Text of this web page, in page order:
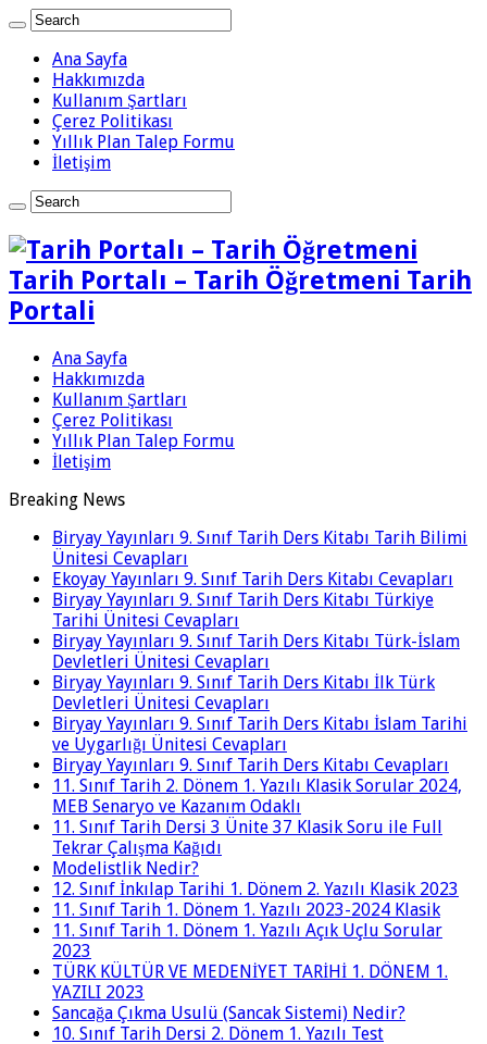
Ana Sayfa
Hakkımızda
Kullanım Şartları
Çerez Politikası
Yıllık Plan Talep Formu
İletişim
Tarih Portalı – Tarih Öğretmeni Tarih
Portali
Ana Sayfa
Hakkımızda
Kullanım Şartları
Çerez Politikası
Yıllık Plan Talep Formu
İletişim
Breaking News
Biryay Yayınları 9. Sınıf Tarih Ders Kitabı Tarih Bilimi
Ünitesi Cevapları
Ekoyay Yayınları 9. Sınıf Tarih Ders Kitabı Cevapları
Biryay Yayınları 9. Sınıf Tarih Ders Kitabı Türkiye
Tarihi Ünitesi Cevapları
Biryay Yayınları 9. Sınıf Tarih Ders Kitabı Türk-İslam
Devletleri Ünitesi Cevapları
Biryay Yayınları 9. Sınıf Tarih Ders Kitabı İlk Türk
Devletleri Ünitesi Cevapları
Biryay Yayınları 9. Sınıf Tarih Ders Kitabı İslam Tarihi
ve Uygarlığı Ünitesi Cevapları
Biryay Yayınları 9. Sınıf Tarih Ders Kitabı Cevapları
11. Sınıf Tarih 2. Dönem 1. Yazılı Klasik Sorular 2024,
MEB Senaryo ve Kazanım Odaklı
11. Sınıf Tarih Dersi 3 Ünite 37 Klasik Soru ile Full
Tekrar Çalışma Kağıdı
Modelistlik Nedir?
12. Sınıf İnkılap Tarihi 1. Dönem 2. Yazılı Klasik 2023
11. Sınıf Tarih 1. Dönem 1. Yazılı 2023-2024 Klasik
11. Sınıf Tarih 1. Dönem 1. Yazılı Açık Uçlu Sorular
2023
TÜRK KÜLTÜR VE MEDENİYET TARİHİ 1. DÖNEM 1.
YAZILI 2023
Sancağa Çıkma Usulü (Sancak Sistemi) Nedir?
10. Sınıf Tarih Dersi 2. Dönem 1. Yazılı Test